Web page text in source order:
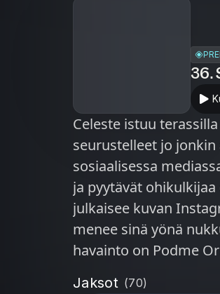
36.
Celeste istuu
seurustelleet jo
sosiaalisessa
ja pyytävät
julkaisee kuvan
menee sinä yönä
havainto on Podme
Jaksot (70)